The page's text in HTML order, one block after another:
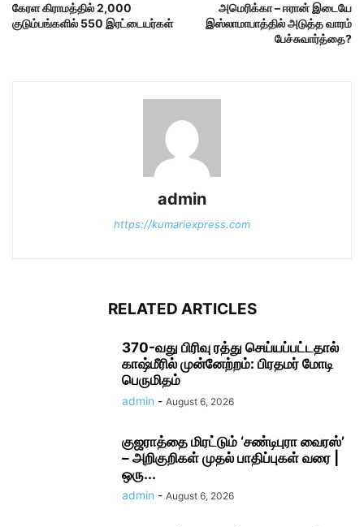
கேரள கிராமத்தில் 2,000
குடும்பங்களில் 550 இரட்டையர்கள்
அமெரிக்கா – ஈரான் இடையே
இஸ்லாமாபாத்தில் அடுத்த வாரம்
பேச்சுவார்த்தை?
admin
https://kumariexpress.com
RELATED ARTICLES
370-வது பிரிவு ரத்து செய்யப்பட்டதால்
காஷ்மீரில் முன்னேற்றம்: பிரதமர் மோடி
பெருமிதம்
admin - August 6, 2026
குஜராத்தை மிரட்டும் ‘சண்டிபுரா வைரஸ்’
– அறிகுறிகள் முதல் பாதிப்புகள் வரை |
ஒரு...
admin - August 6, 2026